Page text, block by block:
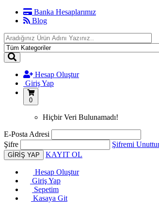
Banka Hesaplarımız
Blog
Hesap Oluştur
Giriş Yap
0
Hiçbir Veri Bulunamadı!
E-Posta Adresi
Şifre
Şifremi
KAYIT OL
Hesap Oluştur
Giriş Yap
Sepetim
Kasaya Git